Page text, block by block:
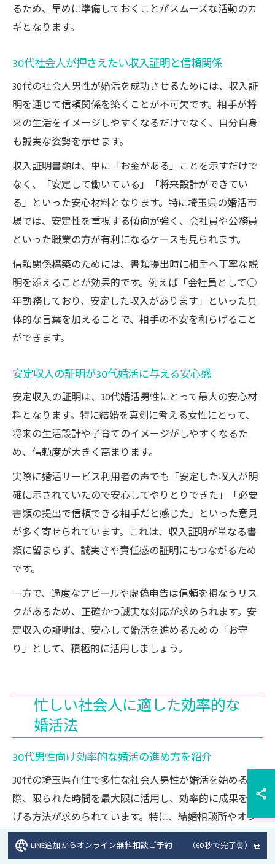
るため、早めに準備しておくことがスムーズな活動のカ
ギとなります。
30代社会人が押さえたい収入証明と信頼関係
30代の社会人男性が婚活を成功させるためには、収入証
明を通じて信頼関係を築くことが不可欠です。相手が将
来の生活をイメージしやすくなるだけでなく、自分自身
も誠実な姿勢を示せます。
収入証明書類は、単に「お金がある」ことを示すだけで
なく、「安定して働いている」「将来設計ができてい
る」といった安心材料となります。特に埼玉県の婚活市
場では、安定性を重視する傾向が強く、会社員や公務員
といった職業の方が有利になるケースも見られます。
信頼関係構築のためには、書類提出時に相手へ丁寧な説
明を添えることが効果的です。例えば「会社員として○
年勤務しており、安定した収入があります」といった具
体的な言葉を加えることで、相手の不安を和らげること
ができます。
安定収入の証明が30代婚活に与える安心感
安定収入の証明は、30代婚活男性にとって最大の安心材
料となります。特に結婚を真剣に考える女性にとって、
将来の生活設計や子育てのイメージがしやすくなるた
め、信頼度が大きく高まります。
実際に婚活サービス利用者の声でも「安定した収入が明
確に示されていたので安心してやりとりできた」「必要
書類の提出で信頼できる相手だと感じた」といった意見
が多く寄せられています。これは、収入証明が単なる書
類に留まらず、誠実さや責任感の証明にもつながるため
です。
一方で、過度なアピールや虚偽申告は信頼を損なうリス
クがあるため、正確かつ誠実な対応が求められます。安
定収入の証明は、安心して婚活を進めるための「お守
り」として、積極的に活用しましょう。
忙しい社会人に適した効率的な
婚活法
30代男性向け効率的な婚活の進め方を紹介
30代の埼玉県在住で多忙な社会人男性が婚活を始める
際、限られた時間を最大限に活用し、効率的に成果を上
げる方法が求められています。特に、結婚相談所やオン
ライン婚活サービスは、忙しい方でも自分のペースで活
動を進められる点が大きな魅力です。
LINE追加からオンライン無料相談ご予約 （60秒で完了⏰）